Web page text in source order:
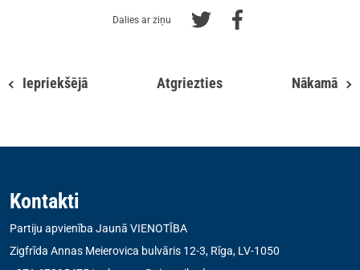
Dalies ar ziņu
Iepriekšējā Atgriezties Nākamā
Kontakti
Partiju apvienība Jaunā VIENOTĪBA
Zigfrīda Annas Meierovica bulvāris 12-3, Rīga, LV-1050